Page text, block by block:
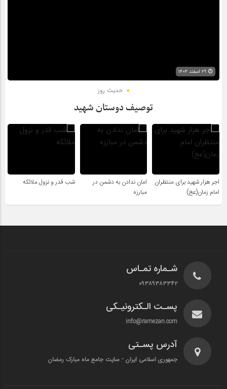
حدیث روز
توصیف دوستان شهید
اجر هزار شهید برای منتظران
امام زمان(عج)
امان ندادن به دشمن در
مبارزه
شب قدر و نزول ملائکه
شـماره تمـاس
۰۹۳۸۹۳۸۳۳۴۲
پسـت الـکترونیـکی
info@ramezan.com
آدرس پسـتی
جمهوری اسلامی ایران - سایت جامع ماه مبارک رمضان